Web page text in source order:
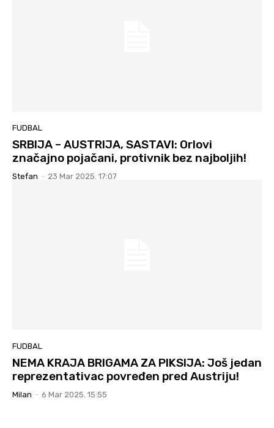
FUDBAL
SRBIJA – AUSTRIJA, SASTAVI: Orlovi
značajno pojačani, protivnik bez najboljih!
Stefan - 23 Mar 2025. 17:07
FUDBAL
NEMA KRAJA BRIGAMA ZA PIKSIJA: Još jedan
reprezentativac povređen pred Austriju!
Milan - 6 Mar 2025. 15:55